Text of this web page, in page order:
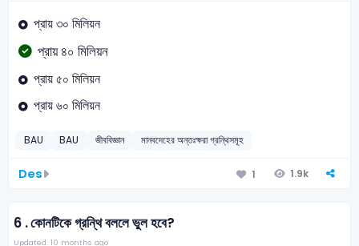
প্রায় ৩০ মিলিয়ন
প্রায় ৪০ মিলিয়ন
প্রায় ৫০ মিলিয়ন
প্রায় ৬০ মিলিয়ন
BAU BAU জীববিজ্ঞান মানবদেহের অন্তঃক্ষরা গ্রন্থিসমূহ
Des 1 1.9k
6 .কোনটিকে গ্রন্থি বললে ভুল হবে?
Updated: 10 months ago